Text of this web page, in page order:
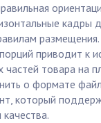
кадры
приводит к
частей товара на
о формате
который